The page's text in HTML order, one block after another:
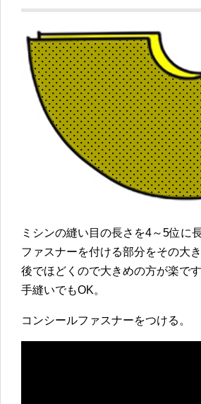
ミシンの縫い目の長さを4～5位に
ファスナーを付ける部分をその大
後でほどくので大きめの方が楽です
手縫いでもOK。
コンシールファスナーをつける。